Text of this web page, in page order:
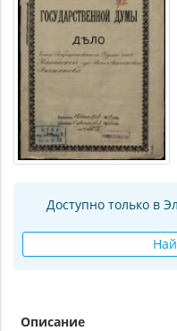
Доступно только в
Описание